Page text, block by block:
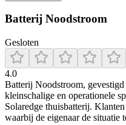
Batterij Noodstroom
Gesloten
4.0
Batterij Noodstroom,
kleinschalige en operationele
Solaredge thuisbatterij.
waarbij de eigenaar de situatie